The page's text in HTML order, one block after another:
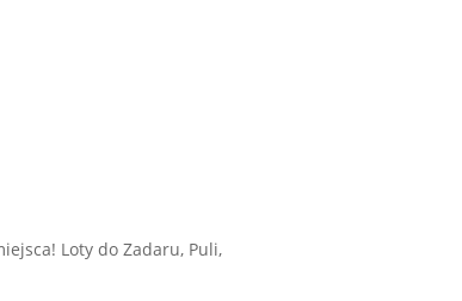
Loty do Zadaru, Puli,